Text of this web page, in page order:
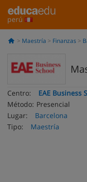
perú
Maestría Finanzas
Centro:
EAE Business
Método: Presencial
Lugar:
Barcelona
Tipo:
Maestría